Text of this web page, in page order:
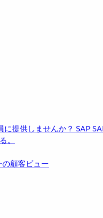
提供しませんか？ SAP
。
の顧客ビュー